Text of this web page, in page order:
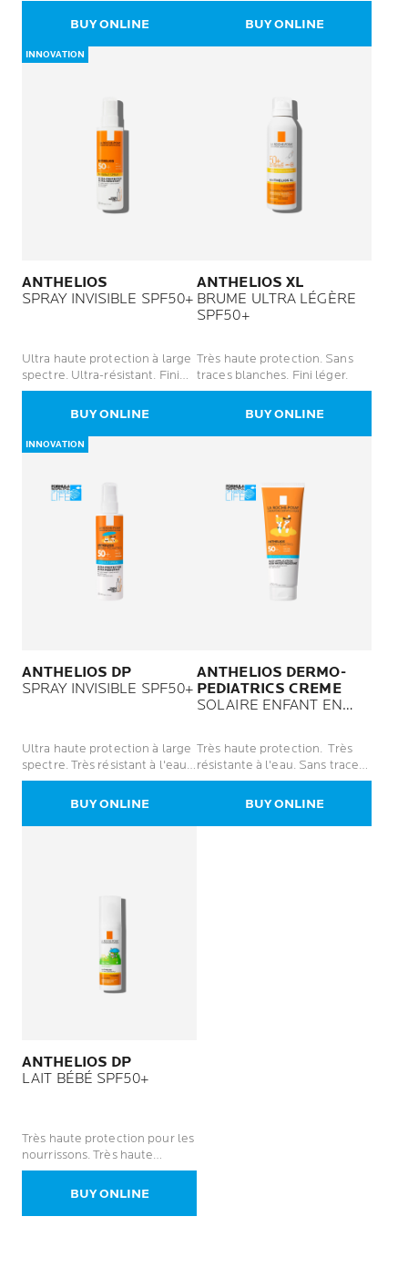
BUY ONLINE
BUY ONLINE
INNOVATION
ANTHELIOS
SPRAY INVISIBLE SPF50+
Ultra haute protection à large
spectre. Ultra-résistant. Fini
léger.
BUY ONLINE
ANTHELIOS XL
BRUME ULTRA LÉGÈRE
SPF50+
Très haute protection. Sans
traces blanches. Fini léger.
BUY ONLINE
INNOVATION
ANTHELIOS DP
SPRAY INVISIBLE SPF50+
Ultra haute protection à large
spectre. Très résistant à l'eau.
Sans traces blanches.
BUY ONLINE
ANTHELIOS DERMO-
PEDIATRICS CREME
SOLAIRE ENFANT EN
Très haute protection. Très
résistante à l'eau. Sans traces
blanches. Hydratante.
BUY ONLINE
ANTHELIOS DP
LAIT BÉBÉ SPF50+
Très haute protection pour les
nourrissons. Très haute
protection. Haute tolérance.
BUY ONLINE